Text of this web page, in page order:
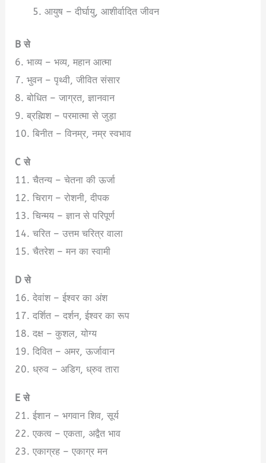
आयुष – दीर्घायु, आशीर्वादित जीवन
B से
6. भाव्य – भव्य, महान आत्मा
7. भुवन – पृथ्वी, जीवित संसार
8. बोधित – जाग्रत, ज्ञानवान
9. ब्रह्मिश – परमात्मा से जुड़ा
10. बिनीत – विनम्र, नम्र स्वभाव
C से
11. चैतन्य – चेतना की ऊर्जा
12. चिराग – रोशनी, दीपक
13. चिन्मय – ज्ञान से परिपूर्ण
14. चरित – उत्तम चरित्र वाला
15. चैतरेश – मन का स्वामी
D से
16. देवांश – ईश्वर का अंश
17. दर्शित – दर्शन, ईश्वर का रूप
18. दक्ष – कुशल, योग्य
19. दिवित – अमर, ऊर्जावान
20. ध्रुव – अडिग, ध्रुव तारा
E से
21. ईशान – भगवान शिव, सूर्य
22. एकत्व – एकता, अद्वैत भाव
23. एकाग्रह – एकाग्र मन